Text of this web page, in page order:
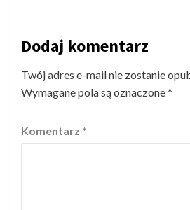
Dodaj komentarz
Twój adres e-mail nie zostanie
Wymagane pola są oznaczone*
Komentarz *